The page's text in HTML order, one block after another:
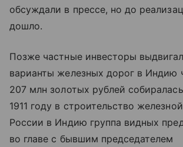
обсуждали в прессе, но до
дошло.
Позже частные инвесторы
варианты железных дорог в Индию
207 млн золотых рублей
1911 году в строительство
России в Индию группа видных
во главе с бывшим председателем